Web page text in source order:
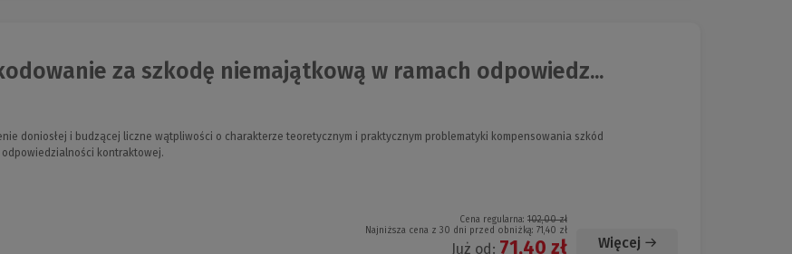
za szkodę niemajątkową w ramach odpowiedz...
doniosłej i budzącej liczne wątpliwości o charakterze teoretycznym i praktycznym problematyki kompensowania szkód
kontraktowej.
Cena regularna: 102,00 zł
Najniższa cena z 30 dni przed obniżką: 71,40 zł
Już od: 71,40 zł Więcej